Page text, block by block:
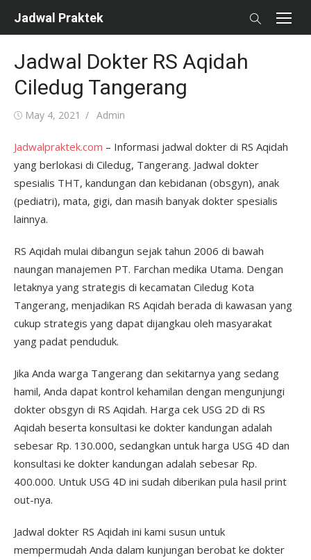
Jadwal Praktek
Jadwal Dokter RS Aqidah
Ciledug Tangerang
Posted
May 4, 2021 Author
Admin
Jadwalpraktek.com – Informasi jadwal dokter di RS Aqidah
yang berlokasi di Ciledug, Tangerang. Jadwal dokter
spesialis THT, kandungan dan kebidanan (obsgyn), anak
(pediatri), mata, gigi, dan masih banyak dokter spesialis
lainnya.
RS Aqidah mulai dibangun sejak tahun 2006 di bawah
naungan manajemen PT. Farchan medika Utama. Dengan
letaknya yang strategis di kecamatan Ciledug Kota
Tangerang, menjadikan RS Aqidah berada di kawasan yang
cukup strategis yang dapat dijangkau oleh masyarakat
yang padat penduduk.
Jika Anda warga Tangerang dan sekitarnya yang sedang
hamil, Anda dapat kontrol kehamilan dengan mengunjungi
dokter obsgyn di RS Aqidah. Harga cek USG 2D di RS
Aqidah beserta konsultasi ke dokter kandungan adalah
sebesar Rp. 130.000, sedangkan untuk harga USG 4D dan
konsultasi ke dokter kandungan adalah sebesar Rp.
400.000. Untuk USG 4D ini sudah diberikan pula hasil print
out-nya.
Jadwal dokter RS Aqidah ini kami susun untuk
mempermudah Anda dalam kunjungan berobat ke dokter